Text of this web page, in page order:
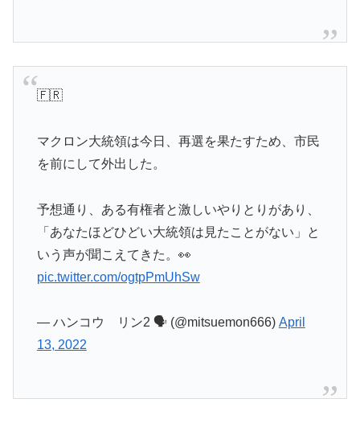
🇫🇷
マクロン大統領は今日、再選を果たすため、市民
を前にして外出した。
予想通り、ある有権者と激しいやりとりがあり、
「あなたほどひどい大統領は見たことがない」と
いう声が聞こえてきた。👀
pic.twitter.com/ogtpPmUhSw
— ハンコウ リン2 🗣️ (@mitsuemon666) April
13, 2022